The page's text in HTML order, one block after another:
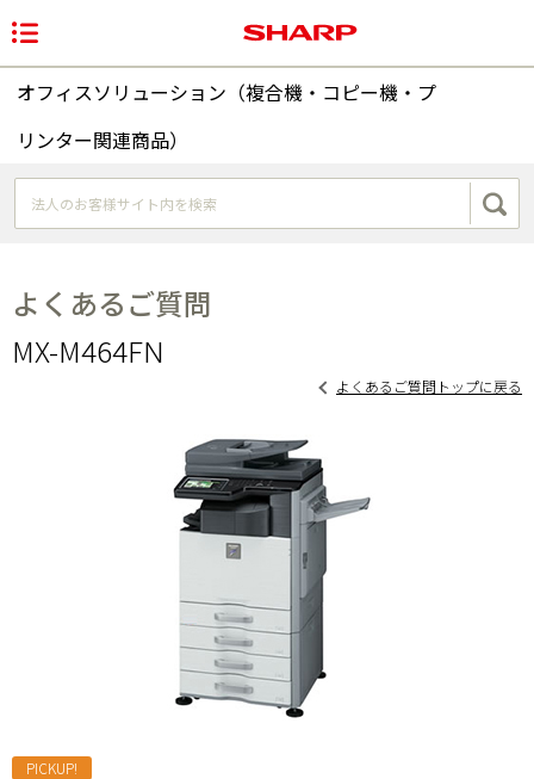
オフィスソリューション（複合機・コピー機・プ
リンター関連商品）
よくあるご質問
MX-M464FN
よくあるご質問トップに戻る
PICKUP!